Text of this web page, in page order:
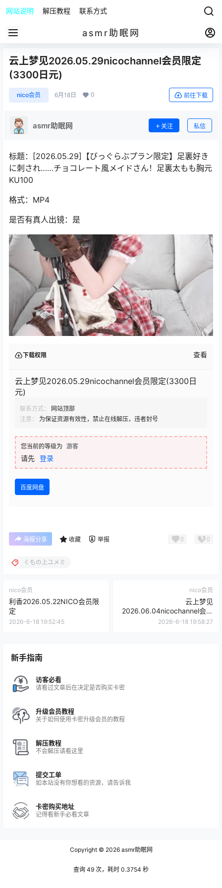
网站说明 解压教程 联系方式
asmr助眠网
云上梦见2026.05.29nicochannel会员限定
(3300日元)
nico会员 6月18日 0 前往下载
asmr助眠网 关注 私信
标题：[2026.05.29]【びっぐらぶプラン限定】足裏好き
に刺され……チョコレート風メイドさん！足裏太もも胸元
KU100
格式：MP4
是否有真人出镜：是
下载权限 查看
云上梦见2026.05.29nicochannel会员限定(3300日
元)
联系方式：
网站顶部
注意：
为保证资源有效性，禁止在线解压，违者封号
您当前的等级为 游客
请先 登录
百度网盘
海报分享 收藏 举报 0 0
くもの上ユメミ
nico会员
利香2026.05.22NICO会员限
定
2026-6-18 19:52:45
nico会员
云上梦见
2026.06.04nicochannel会员
限定
2026-6-18 19:58:27
新手指南
访客必看
请看过文章后在决定是否购买卡密
升级会员教程
关于如何使用卡密升级会员的教程
解压教程
不会解压请看这里
提交工单
如本站没有你想看的资源，请告诉我
卡密购买地址
记得看新手必看文章
Copyright © 2026asmr助眠网
查询 49 次，耗时 0.3754 秒